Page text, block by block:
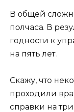
В общей
полчаса. В
годности к
на пять лет.
Скажу, что
проходили
справки на